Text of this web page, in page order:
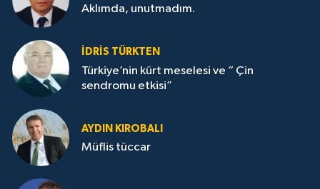
Aklımda, unutmadım.
İDRİS TÜRKTEN
Türkiye’nin kürt meselesi ve “ Çin
sendromu etkisi”
AYDIN KIROBALI
Müflis tüccar